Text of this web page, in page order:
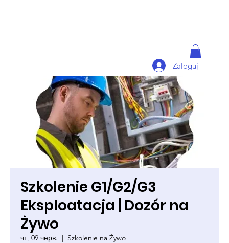
Zaloguj
Szkolenie G1/G2/G3
Eksploatacja | Dozór na
Żywo
чт, 09 черв.
  |
Szkolenie na Żywo